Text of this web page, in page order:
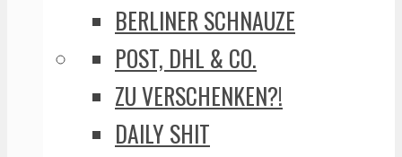
BERLINER SCHNAUZE
POST, DHL & CO.
ZU VERSCHENKEN?!
DAILY SHIT